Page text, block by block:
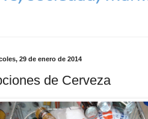
29 de enero de 2014
de Cerveza